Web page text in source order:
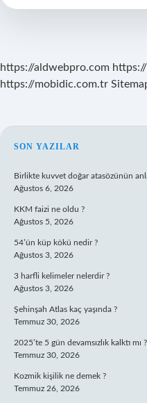
Yasaklandı
https://aldwebpro.com
https://mobidic.com.tr
SIDEBAR
SON YAZILAR
Birlikte kuvvet doğar atasözünün
Ağustos 6, 2026
KKM faizi ne oldu ?
Ağustos 5, 2026
54’ün küp kökü nedir ?
Ağustos 3, 2026
3 harfli kelimeler nelerdir ?
Ağustos 3, 2026
Şehinşah Atlas kaç yaşında ?
Temmuz 30, 2026
2025’te 5 gün devamsızlık kalktı mı ?
Temmuz 30, 2026
Kozmik kişilik ne demek ?
Temmuz 26, 2026